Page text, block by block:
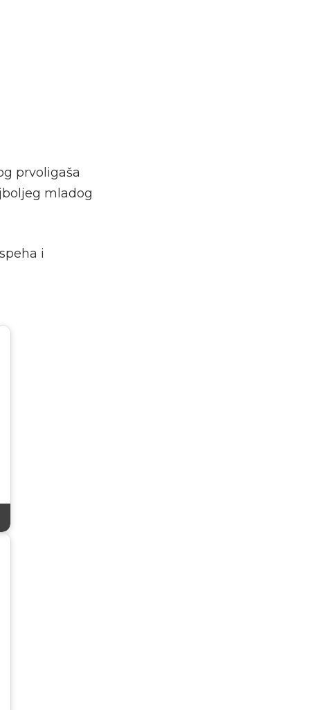
prvoligaša
mladog
i